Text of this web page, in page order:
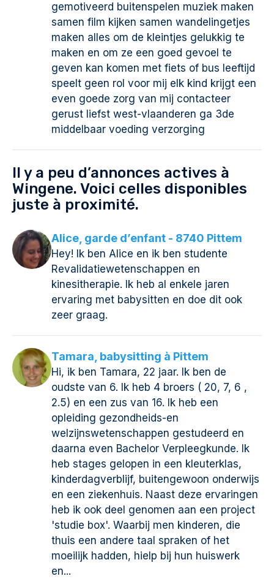
gemotiveerd buitenspelen muziek maken
samen film kijken samen wandelingetjes
maken alles om de kleintjes gelukkig te
maken en om ze een goed gevoel te
geven kan komen met fiets of bus leeftijd
speelt geen rol voor mij elk kind krijgt een
even goede zorg van mij contacteer
gerust liefst west-vlaanderen ga 3de
middelbaar voeding verzorging
Il y a peu d’annonces actives à
Wingene. Voici celles disponibles
juste à proximité.
Alice, garde d’enfant - 8740 Pittem
Hey! Ik ben Alice en ik ben studente
Revalidatiewetenschappen en
kinesitherapie. Ik heb al enkele jaren
ervaring met babysitten en doe dit ook
zeer graag.
Tamara, babysitting à Pittem
Hi, ik ben Tamara, 22 jaar. Ik ben de
oudste van 6. Ik heb 4 broers ( 20, 7, 6 ,
2.5) en een zus van 16. Ik heb een
opleiding gezondheids-en
welzijnswetenschappen gestudeerd en
daarna even Bachelor Verpleegkunde. Ik
heb stages gelopen in een kleuterklas,
kinderdagverblijf, buitengewoon onderwijs
en een ziekenhuis. Naast deze ervaringen
heb ik ook deel genomen aan een project
'studie box'. Waarbij men kinderen, die
thuis een andere taal spraken of het
moeilijk hadden, hielp bij hun huiswerk
en...